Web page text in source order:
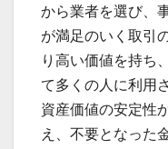
から業者を選び、
が満足のいく取引
り高い価値を持ち
て多くの人に利用
資産価値の安定性
え、不要となった